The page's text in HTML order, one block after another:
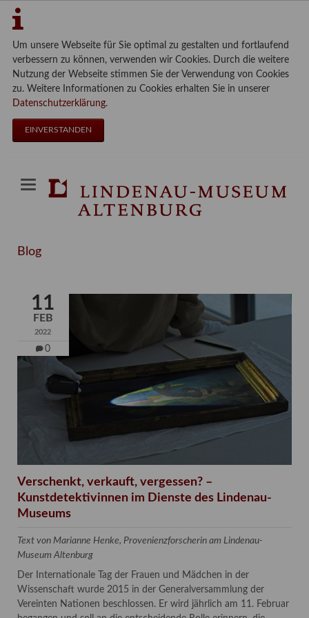
Um unsere Webseite für Sie optimal zu gestalten und fortlaufend
verbessern zu können, verwenden wir Cookies. Durch die weitere
Nutzung der Webseite stimmen Sie der Verwendung von Cookies
zu. Weitere Informationen zu Cookies erhalten Sie in unserer
Datenschutzerklärung.
EINVERSTANDEN
Blog
11
FEB
2022
0
Verschenkt, verkauft, vergessen? –
Kunstdetektivinnen im Dienste des Lindenau-
Museums
Text von Marianne Henke, Provenienzforscherin am Lindenau-
Museum Altenburg
Der Internationale Tag der Frauen und Mädchen in der
Wissenschaft wurde 2015 in der Generalversammlung der
Vereinten Nationen beschlossen. Er wird jährlich am 11. Februar